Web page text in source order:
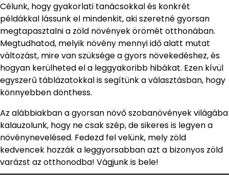
Célunk, hogy gyakorlati tanácsokkal és konkrét
példákkal lássunk el mindenkit, aki szeretné gyorsan
megtapasztalni a zöld növények örömét otthonában.
Megtudhatod, melyik növény mennyi idő alatt mutat
változást, mire van szüksége a gyors növekedéshez, és
hogyan kerülheted el a leggyakoribb hibákat. Ezen kívül
egyszerű táblázatokkal is segítünk a választásban, hogy
könnyebben dönthess.
Az alábbiakban a gyorsan növő szobanövények világába
kalauzolunk, hogy ne csak szép, de sikeres is legyen a
növénynevelésed. Fedezd fel velünk, mely zöld
kedvencek hozzák a leggyorsabban azt a bizonyos zöld
varázst az otthonodba! Vágjunk is bele!